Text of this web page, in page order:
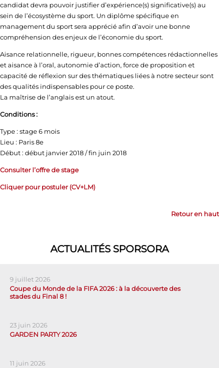
candidat devra pouvoir justifier d’expérience(s) significative(s) au
sein de l’écosystème du sport. Un diplôme spécifique en
management du sport sera apprécié afin d’avoir une bonne
compréhension des enjeux de l’économie du sport.
Aisance relationnelle, rigueur, bonnes compétences rédactionnelles
et aisance à l’oral, autonomie d’action, force de proposition et
capacité de réflexion sur des thématiques liées à notre secteur sont
des qualités indispensables pour ce poste.
La maîtrise de l’anglais est un atout.
Conditions :
Type : stage 6 mois
Lieu : Paris 8e
Début : début janvier 2018 / fin juin 2018
Consulter l’offre de stage
Cliquer pour postuler (CV+LM)
Retour en haut
ACTUALITÉS SPORSORA
9 juillet 2026
Coupe du Monde de la FIFA 2026 : à la découverte des
stades du Final 8 !
23 juin 2026
GARDEN PARTY 2026
11 juin 2026